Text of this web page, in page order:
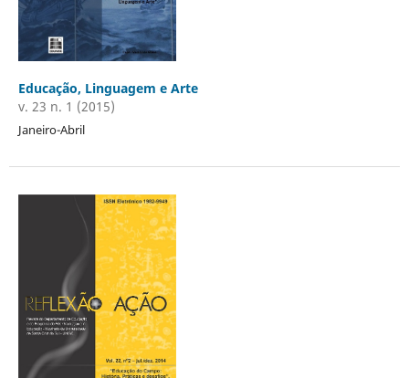
Educação, Linguagem e Arte
v. 23 n. 1 (2015)
Janeiro-Abril